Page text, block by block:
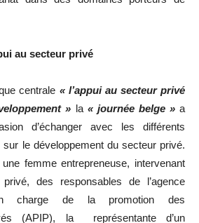
au secteur privé
centrale « l’appui au secteur privé
» la « journée belge »a
d’échanger avec les différents
le développement du secteur privé.
femme entrepreneuse, intervenant
des responsables de l’agence
en charge de la promotion des
(APIP), la représentante d’un